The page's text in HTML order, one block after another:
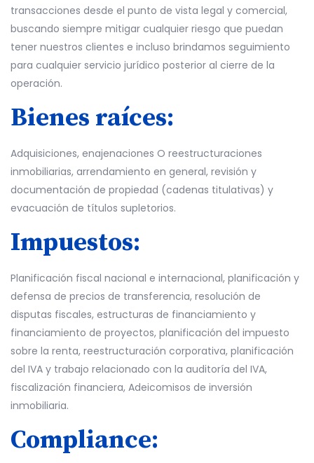
transacciones desde el punto de vista legal y comercial,
buscando siempre mitigar cualquier riesgo que puedan
tener nuestros clientes e incluso brindamos seguimiento
para cualquier servicio jurídico posterior al cierre de la
operación.
Bienes raíces:
Adquisiciones, enajenaciones O reestructuraciones
inmobiliarias, arrendamiento en general, revisión y
documentación de propiedad (cadenas titulativas) y
evacuación de títulos supletorios.
Impuestos:
Planificación fiscal nacional e internacional, planificación y
defensa de precios de transferencia, resolución de
disputas fiscales, estructuras de financiamiento y
financiamiento de proyectos, planificación del impuesto
sobre la renta, reestructuración corporativa, planificación
del IVA y trabajo relacionado con la auditoría del IVA,
fiscalización financiera, Adeicomisos de inversión
inmobiliaria.
Compliance: